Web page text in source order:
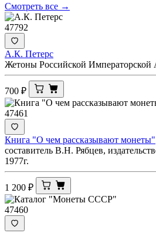
Смотреть все →
47792
А.К. Петерс
Жетоны Российской Императорской
700 ₽
47461
Книга "О чем рассказывают монеты"
составитель В.Н. Рябцев,
1977г.
1 200 ₽
47460